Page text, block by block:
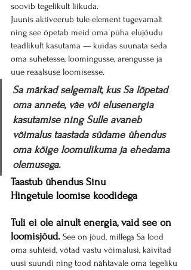
soovib tegelikult liikuda.
Juunis aktiveerub tule-element tugevamalt
ning see õpetab meid oma püha elujõudu
teadlikult kasutama — kuidas suunata seda
oma suhetesse, loomingusse, arengusse ja
uue reaalsuse loomisesse.
Sa märkad selgemalt, kus Sa lõpetad
oma annete, väe või elusenergia
kasutamise ning Sulle avaneb
võimalus taastada südame ühendus
oma kõige loomulikuma ja ehedama
olemusega.
Taastub ühendus Sinu
Hingetule loomise koodidega
Tuli ei ole ainult energia, vaid see on
loomisjõud. See on jõud, millega Sa lood
oma suhteid, võtad vastu võimalusi, käivitad
uusi suundi ning tood nähtavale oma tegeliku